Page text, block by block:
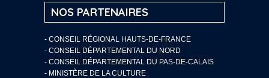
NOS PARTENAIRES
- CONSEIL RÉGIONAL HAUTS-DE-FRANCE
- CONSEIL DÉPARTEMENTAL DU NORD
- CONSEIL DÉPARTEMENTAL DU PAS-DE-CALAIS
- MINISTÈRE DE LA CULTURE